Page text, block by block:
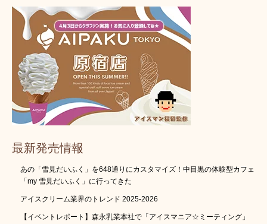
最新発売情報
あの「雪見だいふく」を648通りにカスタマイズ！中目黒の体験型カフェ
「my 雪見だいふく」に行ってきた
アイスクリーム業界のトレンド 2025-2026
【イベントレポート】森永乳業本社で「アイスマニア☆ミーティング」